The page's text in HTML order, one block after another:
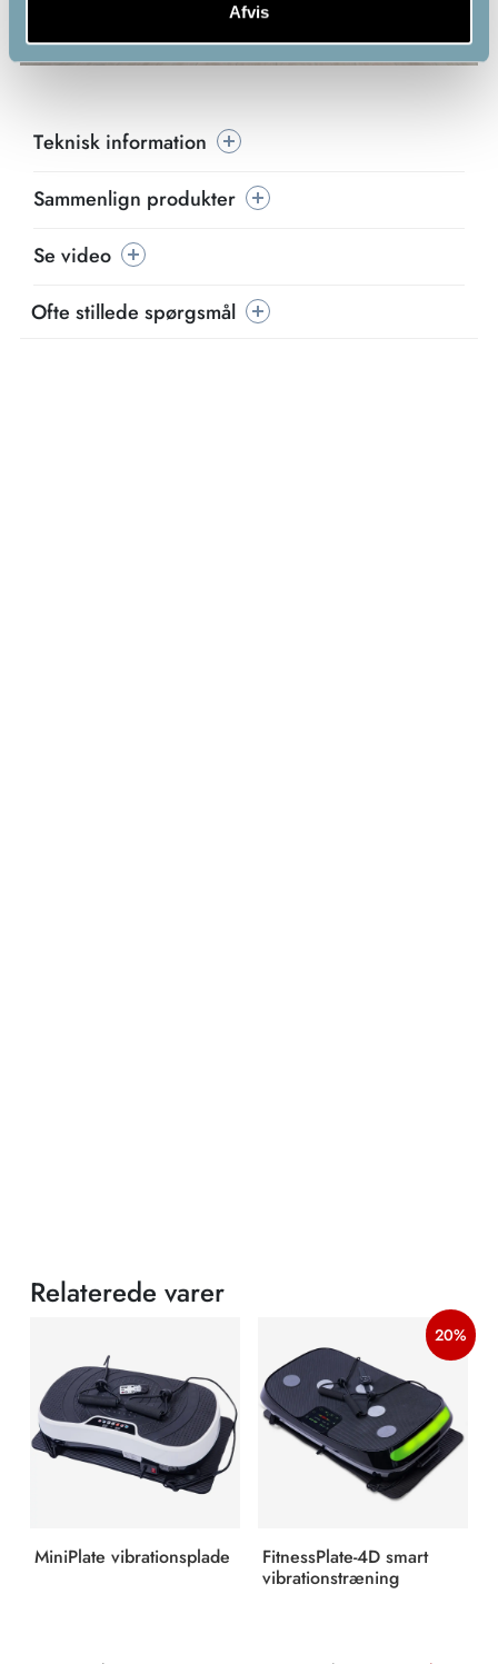
Afvis
Teknisk information
Sammenlign produkter
Se video
Ofte stillede spørgsmål
Relaterede varer
MiniPlate vibrationsplade
20%
FitnessPlate-4D smart
vibrationstræning